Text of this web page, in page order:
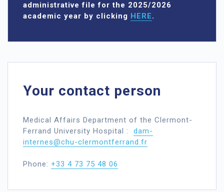
administrative file for the 2025/2026
academic year by clicking HERE.
Your contact person
Medical Affairs Department of the Clermont-
Ferrand University Hospital : dam-
internes@chu-clermontferrand.fr
Phone: +33 4 73 75 48 06